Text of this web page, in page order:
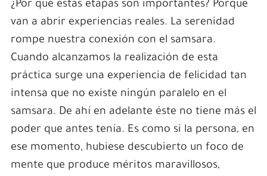
¿Por qué estas etapas son importantes? Porque
van a abrir experiencias reales. La serenidad
rompe nuestra conexión con el samsara.
Cuando alcanzamos la realización de esta
práctica surge una experiencia de felicidad tan
intensa que no existe ningún paralelo en el
samsara. De ahí en adelante éste no tiene más el
poder que antes tenía. Es como si la persona, en
ese momento, hubiese descubierto un foco de
mente que produce méritos maravillosos,